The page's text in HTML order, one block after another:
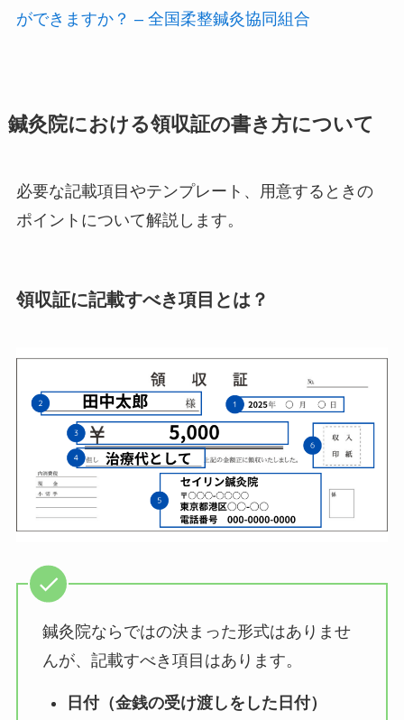
ができますか？ – 全国柔整鍼灸協同組合
鍼灸院における領収証の書き方について
必要な記載項目やテンプレート、用意するときの
ポイントについて解説します。
領収証に記載すべき項目とは？
鍼灸院ならではの決まった形式はありませ
んが、記載すべき項目はあります。
日付（金銭の受け渡しをした日付）